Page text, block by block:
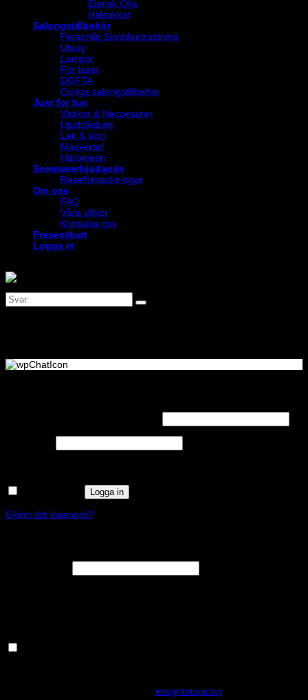
Eterisk Olja
Hälsokost
Salongstillbehör
Personlig Skyddsutrustning
Utsug
Lampor
För laser
DOFTA
Övriga salongstillbehör
Just for fun
Väskor & Neccesärer
Uppblåsbart
Lek & skoj
Maskerad
Halloween
Sommarerbjudande
Reseförpackningar
Om oss
FAQ
Våra villkor
Kontakta oss
Presentkort
Logga in
Logga in
Glömt ditt lösenord?
integritetspolicy.